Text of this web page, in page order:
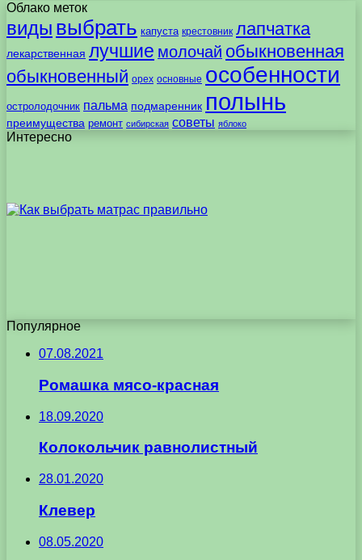
Облако меток
виды выбрать капуста крестовник лапчатка
лекарственная лучшие молочай обыкновенная
обыкновенный орех основные особенности
остролодочник пальма подмаренник полынь
преимущества ремонт сибирская советы яблоко
Интересно
Популярное
07.08.2021
Ромашка мясо-красная
18.09.2020
Колокольчик равнолистный
28.01.2020
Клевер
08.05.2020